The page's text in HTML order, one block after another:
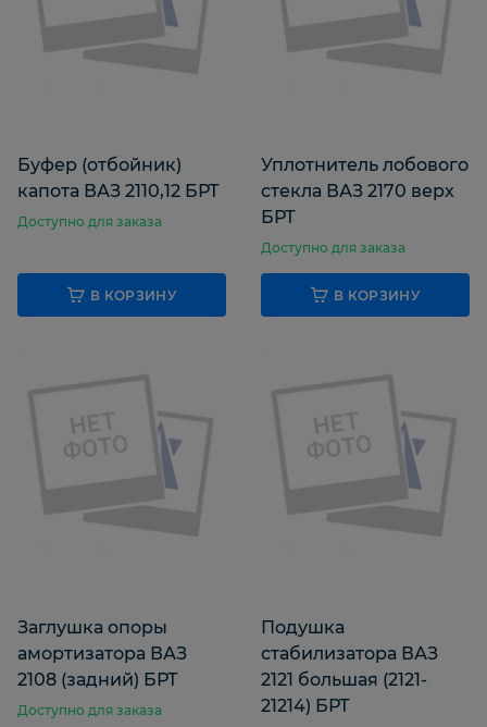
Буфер (отбойник)
капота ВАЗ 2110,12 БРТ
Доступно для заказа
В КОРЗИНУ
Уплотнитель лобового
стекла ВАЗ 2170 верх
БРТ
Доступно для заказа
В КОРЗИНУ
Заглушка опоры
амортизатора ВАЗ
2108 (задний) БРТ
Доступно для заказа
Подушка
стабилизатора ВАЗ
2121 большая (2121-
21214) БРТ